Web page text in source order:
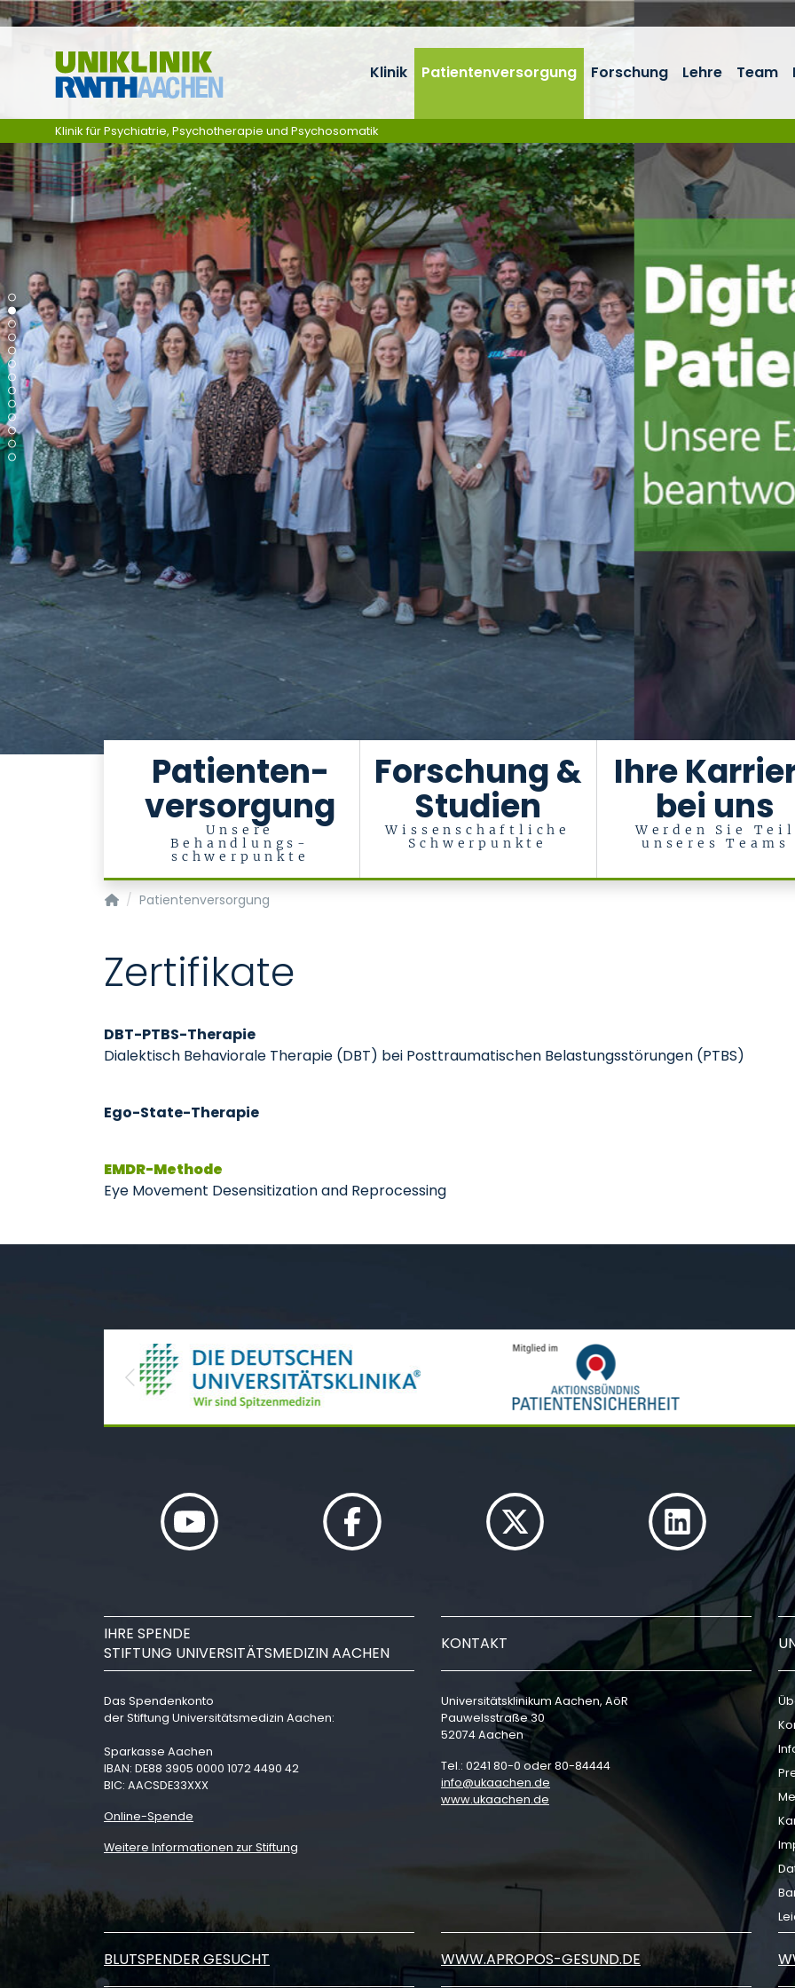
Zum Inhalt springen
Patienten-
versorgung
Unsere
Behandlungs-
schwerpunkte
Forschung &
Studien
Wissenschaftliche
Schwerpunkte
Ihre
bei uns
Werden Sie Teil
unseres Teams
Klinik Patientenversorgung Forschung Lehre Team
Klinik für Psychiatrie, Psychotherapie und Psychosomatik
Klinik für Psychiatrie, Psychotherapie und Psychosomatik
Patientenversorgung
Zertifikate
DBT-PTBS-Therapie
Dialektisch Behaviorale Therapie (DBT) bei Posttraumatischen Belastungsstörungen (PTBS)
Ego-State-Therapie
EMDR-Methode
Eye Movement Desensitization and Reprocessing
Previous
IHRE SPENDE
STIFTUNG UNIVERSITÄTSMEDIZIN AACHEN
Das Spendenkonto
der Stiftung Universitätsmedizin Aachen:
Sparkasse Aachen
IBAN: DE88 3905 0000 1072 4490 42
BIC: AACSDE33XXX
Online-Spende
Weitere Informationen zur Stiftung
KONTAKT
Universitätsklinikum Aachen, AöR
Pauwelsstraße 30
52074 Aachen
Tel.: 0241 80-0 oder 80-84444
info
ukaachen de
www.ukaachen.de
BLUTSPENDER GESUCHT WWW.APROPOS-GESUND.DE